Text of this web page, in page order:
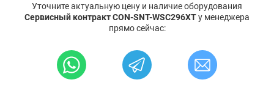
Уточните актуальную цену и наличие оборудования
Сервисный контракт CON-SNT-WSC296XTу менеджера
прямо сейчас: